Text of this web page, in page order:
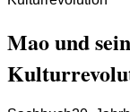
Mao und